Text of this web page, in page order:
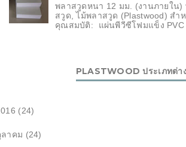
พลาสวูดหนา 12 มม. (งานภายใน
สวูด, ไม้พลาสวูด (Plastwood) สำ
คุณสมบัติ: แผ่นพีวีซีโฟมแข็ง PVC
PLASTWOOD ประเภทต่า
(24)
าคม (24)